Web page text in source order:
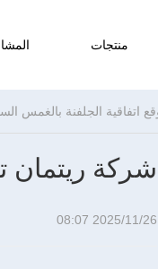
منتجات
شركة ريتمان
2025/11/26 08:07